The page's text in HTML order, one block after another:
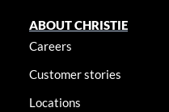
ABOUT CHRISTIE
Careers
Customer stories
Locations